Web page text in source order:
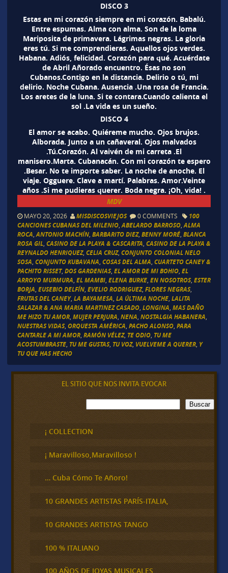
DISCO 3
Estas en mi corazón siempre en mi corazón. Babalú.
Entre espumas. Alma con alma. Son de la loma
Mariposita de primavera. Lágrimas negras. La gloria
eres tú. Si me comprendieras. Aquellos ojos verdes.
Habana. Adiós, felicidad. Corazón para qué. Acuérdate
de Abril Añorado encuentro. Ésas no son
Cubanos.Contigo en la distancia. Delirio o tú, mi
delirio. Noche Cubana. Ausencia .Una rosa de Francia.
Los aretes de la luna. Si te contara.Cuando calienta el
sol .La vida es un sueño.
DISCO 4
El amor se acabo. Quiéreme mucho. Ojos brujos.
Alborada. Junto a un cañaveral. Ojos malvados
.Tú.Corazón. Al vaivén de mi carreta .El
manisero.Marta. Cubanacán. Con mi corazón te espero
.Besar. No te importe saber. La noche de anoche. El
viaje. Ogguere. Clave a martí. Palabras. Amor.Veinte
años .Si me pudieras querer. Boda negra. ¡Oh, vida! .
MDV
MAYO 20, 2026 MISDISCOSVIEJOS 0 COMMENTS
100
CANCIONES CUBANAS DEL MILENIO, ABELARDO BARROSO, ALMA
ROCA ANTONIO MACHÍN, BARBARITO DIEZ, BENNY MORÉ, BLANCA
ROSA GIL, CASINO DE LA PLAYA & CASCARITA CASINO DE LA PLAYA &
REYNALDO HENRIQUEZ, CELIA CRUZ, CONJUNTO COLONIAL NELO
SOSA CONJUNTO KUBAVANA COSAS DEL ALMA CUARTETO CANEY &
PACHITO RISSET, DOS GARDENIAS, EL AMOR DE MI BOHIO, EL
ARROYO MURMURA EL MAMBI, ELENA BURKE, EN NOSOTROS, ESTER
BORJA EUSEBIO DELFÍN, EVELIO RODRIGUEZ, FLORES NEGRAS,
FRUTAS DEL CANEY, LA BAYAMESA LA ÚLTIMA NOCHE, LALITA
SALAZAR & ANA MARIA MARTINEZ CASADO, LONGINA MAS DAÑO
ME HIZO TU AMOR, MUJER PERJURA NENA NOSTALGIA HABANERA
NUESTRAS VIDAS, ORQUESTA AMÉRICA PACHO ALONSO, PARA
CANTARLE A MI AMOR, RAMÓN VÉLEZ, TE ODIO, TU ME
ACOSTUMBRASTE, TU ME GUSTAS, TU VOZ, VUELVEME A QUERER, Y
TU QUE HAS HECHO
EL SITIO QUE NOS INVITA EVOCAR
B
u
c
a
Buscar
¡ COLLECTION
¡ Maravilloso,Maravilloso !
… Cuba Cómo Te Añoro!
10 GRANDES ARTISTAS PARÍS-ITALIA,
10 GRANDES ARTISTAS TANGO
100 % ITALIANO
100 AÑOS DE JOYAS MUSICALES